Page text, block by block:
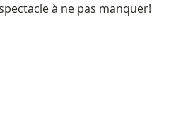
à ne pas manquer!